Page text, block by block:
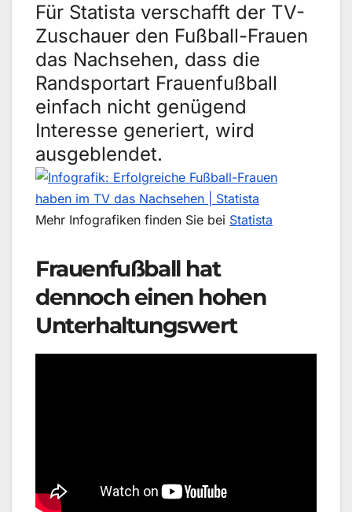
Für Statista verschafft der TV-
Zuschauer den Fußball-Frauen
das Nachsehen, dass die
Randsportart Frauenfußball
einfach nicht genügend
Interesse generiert, wird
ausgeblendet.
Mehr Infografiken finden Sie bei Statista
Frauenfußball hat
dennoch einen hohen
Unterhaltungswert